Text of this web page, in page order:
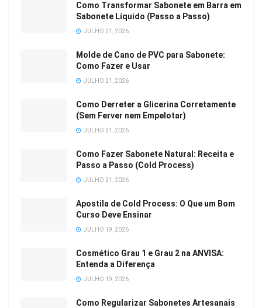
Como Transformar Sabonete em Barra em
Sabonete Líquido (Passo a Passo)
JULHO 21, 2026
Molde de Cano de PVC para Sabonete:
Como Fazer e Usar
JULHO 21, 2026
Como Derreter a Glicerina Corretamente
(Sem Ferver nem Empelotar)
JULHO 21, 2026
Como Fazer Sabonete Natural: Receita e
Passo a Passo (Cold Process)
JULHO 21, 2026
Apostila de Cold Process: O Que um Bom
Curso Deve Ensinar
JULHO 19, 2026
Cosmético Grau 1 e Grau 2 na ANVISA:
Entenda a Diferença
JULHO 19, 2026
Como Regularizar Sabonetes Artesanais